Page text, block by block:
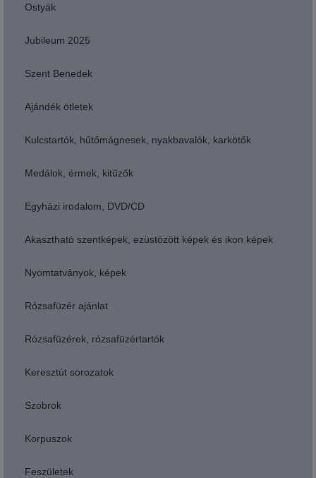
Ostyák
Jubileum 2025
Szent Benedek
Ajándék ötletek
Kulcstartók, hűtőmágnesek, nyakbavalók, karkötők
Medálok, érmek, kitűzők
Egyházi irodalom, DVD/CD
Akasztható szentképek, ezüstözött képek és ikon képek
Nyomtatványok, képek
Rózsafüzér ajánlat
Rózsafüzérek, rózsafüzértartók
Keresztút sorozatok
Szobrok
Korpuszok
Feszületek